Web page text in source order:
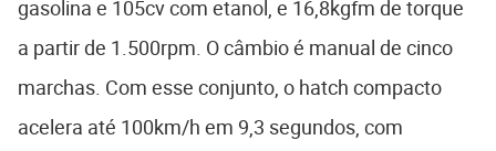
gasolina e 105cv com etanol, e 16,8kgfm de torque
a partir de 1.500rpm. O câmbio é manual de cinco
marchas. Com esse conjunto, o hatch compacto
acelera até 100km/h em 9,3 segundos, com